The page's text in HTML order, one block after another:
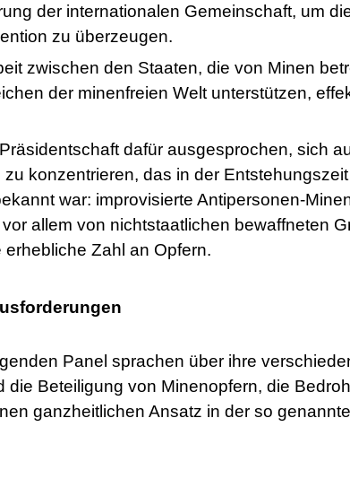
der internationalen Gemeinschaft, um
zu überzeugen.
zwischen den Staaten, die von Minen
der minenfreien Welt unterstützen,
dafür ausgesprochen, sich
konzentrieren, das in der
war: improvisierte Antipersonen-
allem von nichtstaatlichen bewaffneten
Zahl an Opfern.
Panel sprachen über ihre
Beteiligung von Minenopfern, die
ganzheitlichen Ansatz in der so